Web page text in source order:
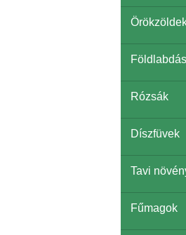
Rózsák
Díszfüvek
Tavi
Fűmagok